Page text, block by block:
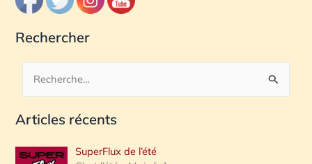
Rechercher
c
Articles récents
SuperFlux de l’été